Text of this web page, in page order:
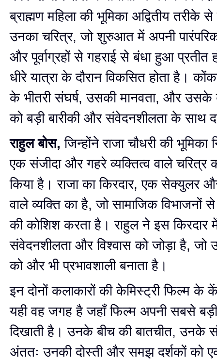
ब्राह्मण महिला की भूमिका अद्वितीय तरीके
उनका चरित्र, जो शुरुआत में अपनी
और पूर्वाग्रहों से गहराई से बंधा हुआ प्रतीत
धीरे यात्रा के दौरान विकसित होता है।
के भीतरी संघर्ष, उसकी मानवता, और उसके
को बड़ी बारीकी और संवेदनशीलता के साथ
राहुल बोस,जिन्होंने राजा चौधरी की भूमिका
एक संजीदा और गहरे व्यक्तित्व वाले चरित्र
किया है। राजा का किरदार, एक सेक्युलर
वाले व्यक्ति का है, जो सामाजिक विभाजनों
की कोशिश करता है। राहुल ने इस किरदार
संवेदनशीलता और विश्वास को जोड़ा है,
को और भी प्रभावशाली बनाता है।
इन दोनों कलाकारों की केमिस्ट्री फिल्म
यही वह जगह है जहाँ फिल्म अपनी सबसे
दिखाती है। उनके बीच की बातचीत, उनके
अंततः उनकी दोस्ती और समझ दर्शकों को